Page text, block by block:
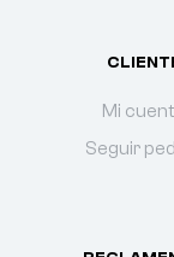
Mi
Seguir